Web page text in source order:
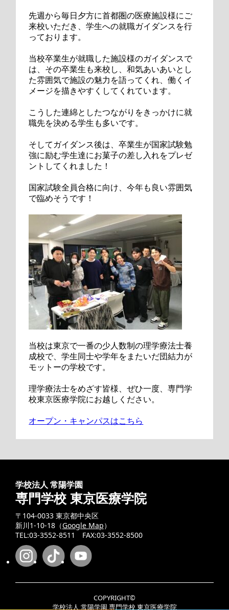
先週から毎日夕方に首都圏の医療施設様にご
来校いただき、学生への就職ガイダンスを行
っております。
当校卒業生が就職した施設様のガイダンスで
は、その卒業生も来校し、和気あいあいとし
た雰囲気で施設の魅力を語ってくれ、働くイ
メージを描きやすくしてくれています。
こうした連綿としたつながりをきっかけに就
職先を決める学生も多いです。
そしてガイダンス後は、卒業生が国家試験勉
強に励む学生達にお菓子の差し入れをプレゼ
ントしてくれました！
国家試験全員合格に向け、今年も良い雰囲気
で臨めそうです！
当校は東京で一番の少人数制の理学療法士養
成校で、学生同士や学年をまたいだ団結力が
モットーの学校です。
理学療法士をめざす皆様、ぜひ一度、専門学
校東京医療学院にお越しください。
オープン・キャンパスはこちら
学校法人 常陽学園
専門学校 東京医療学院
〒104-0033 東京都中央区
新川1-10-18（Google Map）
TEL:03-3552-8511 FAX:03-3552-8500
COPYRIGHT©
学校法人 常陽学園 専門学校 東京医療学院